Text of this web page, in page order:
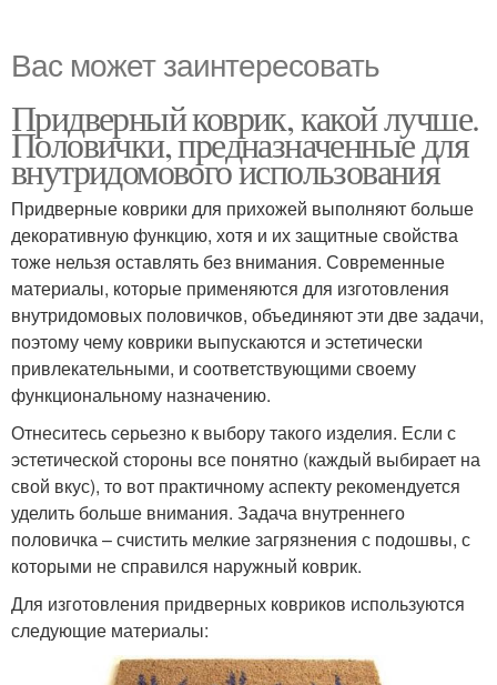
Вас может заинтересовать
Придверный коврик, какой лучше.
Половички, предназначенные для
внутридомового использования
Придверные коврики для прихожей выполняют больше
декоративную функцию, хотя и их защитные свойства
тоже нельзя оставлять без внимания. Современные
материалы, которые применяются для изготовления
внутридомовых половичков, объединяют эти две задачи,
поэтому чему коврики выпускаются и эстетически
привлекательными, и соответствующими своему
функциональному назначению.
Отнеситесь серьезно к выбору такого изделия. Если с
эстетической стороны все понятно (каждый выбирает на
свой вкус), то вот практичному аспекту рекомендуется
уделить больше внимания. Задача внутреннего
половичка – счистить мелкие загрязнения с подошвы, с
которыми не справился наружный коврик.
Для изготовления придверных ковриков используются
следующие материалы: